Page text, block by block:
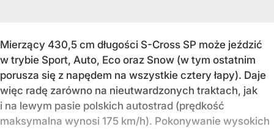
Mierzący 430,5 cm długości S-Cross SP może jeździć
w trybie Sport, Auto, Eco oraz Snow (w tym ostatnim
porusza się z napędem na wszystkie cztery łapy). Daje
więc radę zarówno na nieutwardzonych traktach, jak
i na lewym pasie polskich autostrad (prędkość
maksymalna wynosi 175 km/h). Pokonywanie wysokich